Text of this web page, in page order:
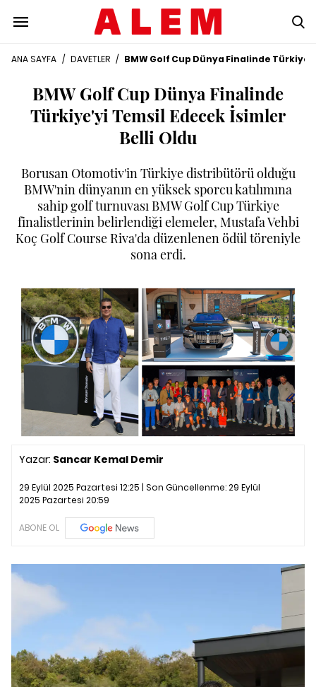
ANA SAYFA / DAVETLER / BMW Golf Cup Dünya Finalinde
BMW Golf Cup Dünya Finalinde
Türkiye'yi Temsil Edecek İsimler
Belli Oldu
Borusan Otomotiv'in Türkiye distribütörü olduğu
BMW'nin dünyanın en yüksek sporcu katılımına
sahip golf turnuvası BMW Golf Cup Türkiye
finalistlerinin belirlendiği elemeler, Mustafa Vehbi
Koç Golf Course Riva'da düzenlenen ödül töreniyle
sona erdi.
Yazar: Sancar Kemal Demir
29 Eylül 2025 Pazartesi 12:25 | Son Güncellenme:29 Eylül
2025 Pazartesi 20:59
ABONE OL